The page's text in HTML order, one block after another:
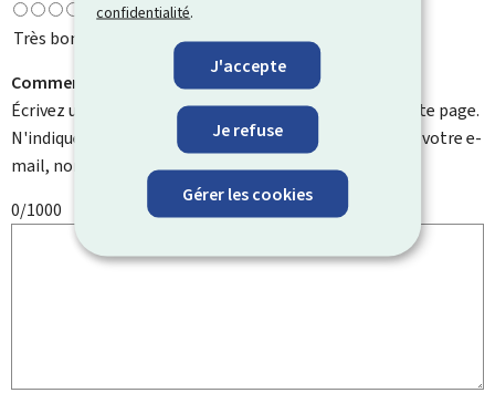
confidentialité.
J'accepte
Je refuse
Gérer les cookies
Très bonne
Comment pouvons-nous l'améliorer ?
Écrivez un commentaire et aidez-nous à améliorer cette page.
N'indiquez pas d'informations personnelles telles que votre e-
mail, nom, numéro de téléphone, etc.
0/1000